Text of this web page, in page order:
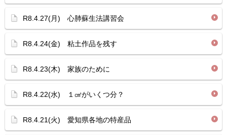
R8.4.27(月) 心肺蘇生法講習会
R8.4.24(金) 粘土作品を残す
R8.4.23(木) 家族のために
R8.4.22(水) １㎤がいくつ分？
R8.4.21(火) 愛知県各地の特産品